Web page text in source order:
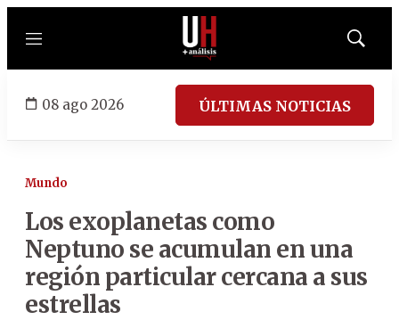
Menú
Mostrar
08 ago 2026 ÚLTIMAS NOTICIAS
Mundo
Los exoplanetas como
Neptuno se acumulan en una
región particular cercana a sus
estrellas